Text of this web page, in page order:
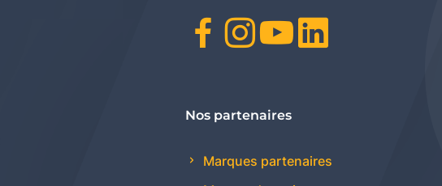
Facebook
Instagram
Youtube
Nos partenaires
Marques partenaires